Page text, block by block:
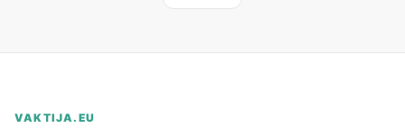
VAKTIJA.EU